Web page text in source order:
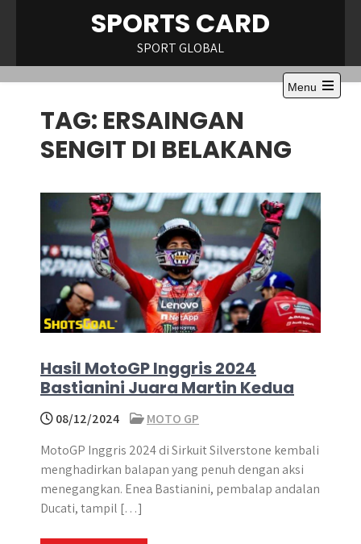
SPORTS CARD
SPORT GLOBAL
Menu
Open
TAG: ERSAINGAN
SENGIT DI BELAKANG
Hasil MotoGP Inggris 2024
Bastianini Juara Martin Kedua
08/12/2024
MOTO GP
MotoGP Inggris 2024 di Sirkuit Silverstone kembali
menghadirkan balapan yang penuh dengan aksi
menegangkan. Enea Bastianini, pembalap andalan
Ducati, tampil […]